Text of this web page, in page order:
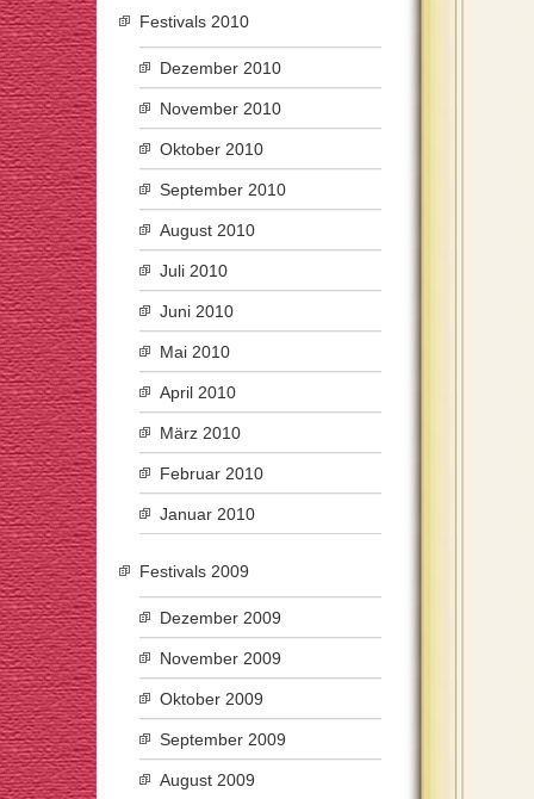
Festivals 2010
Dezember 2010
November 2010
Oktober 2010
September 2010
August 2010
Juli 2010
Juni 2010
Mai 2010
April 2010
März 2010
Februar 2010
Januar 2010
Festivals 2009
Dezember 2009
November 2009
Oktober 2009
September 2009
August 2009